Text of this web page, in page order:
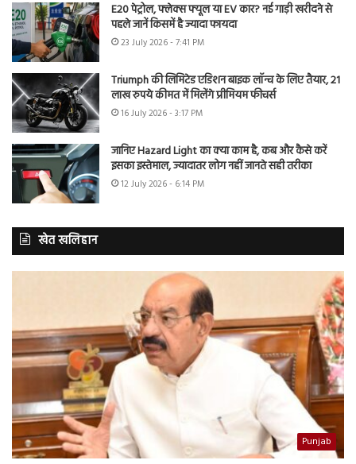
E20 पेट्रोल, फ्लेक्स फ्यूल या EV कार? नई गाड़ी खरीदने से
पहले जानें किसमें है ज्यादा फायदा
23 July 2026 - 7:41 PM
Triumph की लिमिटेड एडिशन बाइक लॉन्च के लिए तैयार, 21
लाख रुपये कीमत में मिलेंगे प्रीमियम फीचर्स
16 July 2026 - 3:17 PM
जानिए Hazard Light का क्या काम है, कब और कैसे करें
इसका इस्तेमाल, ज्यादातर लोग नहीं जानते सही तरीका
12 July 2026 - 6:14 PM
खेत खलिहान
Punjab